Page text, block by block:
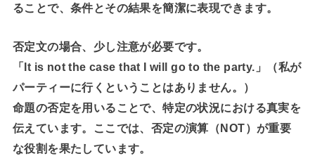
ることで、条件とその結果を簡潔に表現できます。
否定文の場合、少し注意が必要です。
「It is not the case that I will go to the party.」（私が
パーティーに行くということはありません。）
命題の否定を用いることで、特定の状況における真実を
伝えています。ここでは、否定の演算（NOT）が重要
な役割を果たしています。